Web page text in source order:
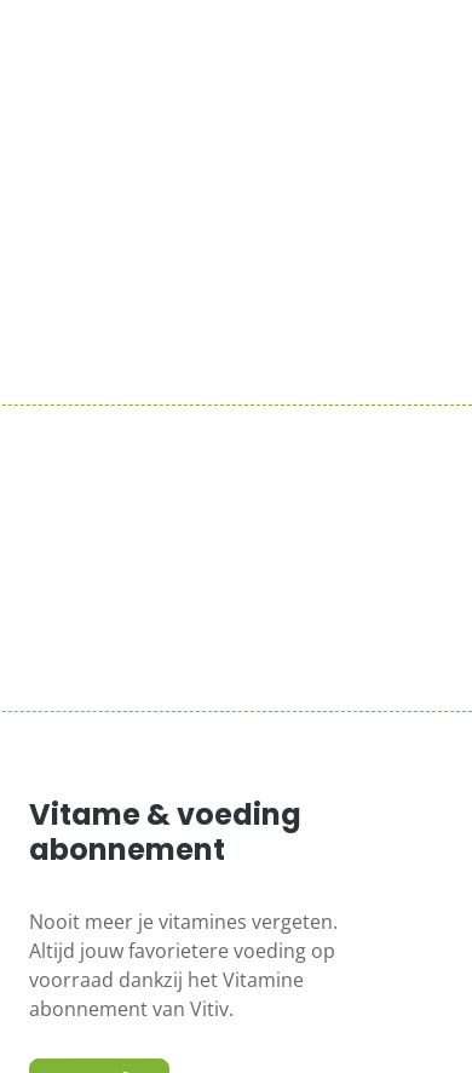
Vitame & voeding
abonnement
Nooit meer je vitamines vergeten.
Altijd jouw favorietere voeding op
voorraad dankzij het Vitamine
abonnement van Vitiv.